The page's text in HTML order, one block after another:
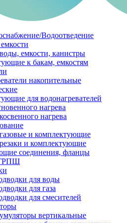
Водоотведение
емкости, канистры
к бакам, емкостям
накопительные
для водонагревателей
нагрева
нагрева
и комплектующие
и комплектующие
соединения, фланцы
для воды
для газа
для смесителей
вертикальные